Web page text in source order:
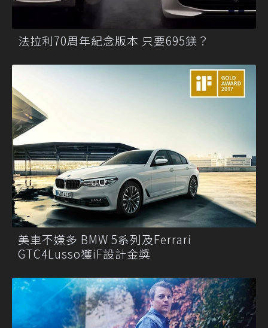
法拉利70周年紀念版本 只要695鎂？
美車不嫌多 BMW 5系列及Ferrari
GTC4Lusso獲iF設計金獎